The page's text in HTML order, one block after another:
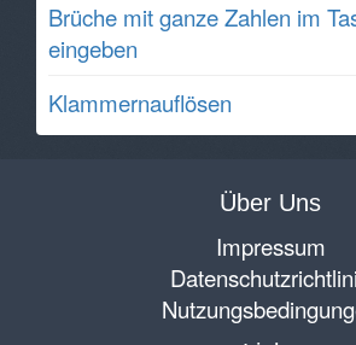
Brüche mit ganze Zahlen im
eingeben
Klammernauflösen
Über Uns
Impressum